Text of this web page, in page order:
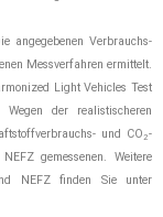
angegebenen Verbrauchs-
Messverfahren ermittelt.
Light Vehicles Test
der realistischeren
und CO2-
gemessenen. Weitere
NEFZ finden Sie unter